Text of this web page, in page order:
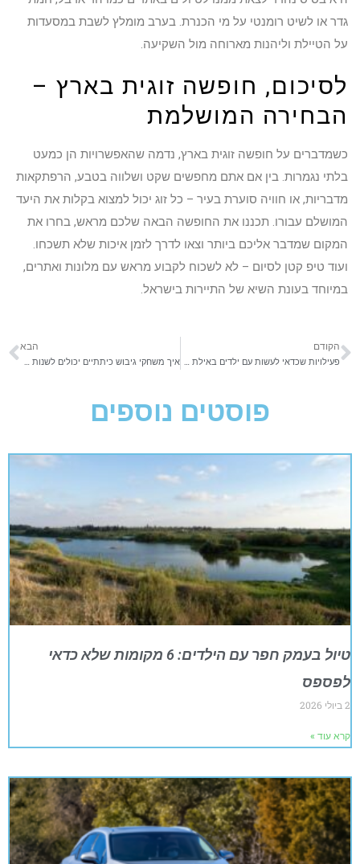
גדר או לשיט רומנטי על מי הכנרת. בערב מומלץ לשבת במסעדות
על הטיילת וליהנות מארוחה מול השקיעה.
לסיכום, חופשה זוגית בארץ –
הבחירה המושלמת
כשמדברים על חופשה זוגית בארץ, נדמה שהאפשרויות הן כמעט
בלתי נגמרות. בין אם אתם מחפשים שקט ושלווה בטבע, הרפתקאות
מדבריות, או חוויה סוערת בעיר – כל זוג יכול למצוא בקלות את היעד
המושלם עבורו. תכננו את החופשה הבאה שלכם מראש, בחרו את
המקום שמדבר אליכם ביותר וצאו לדרך לזמן איכות שלא תשכחו.
ועוד טיפ קטן לסיום – לא לשכוח לקבוע מראש עם מלונות ואתרים,
במיוחד בעונת השיא של התיירות בישראל.
הקודם
פעילויות שכדאי לעשות עם ילדים באילת בקיץ 2024
הבא
איך משחקי גיבוש כיתתיים יכולים לשנות את הדינמיקה במחנה?
פוסטים נוספים
טיול בעמק חפר עם הילדים: 6 מקומות שלא כדאי
לפספס
2 ביולי 2026
קרא עוד »